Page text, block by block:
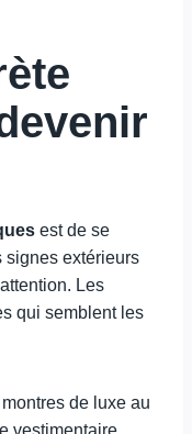
est de se
signes extérieurs
Les
qui semblent les
de luxe au
vestimentaire